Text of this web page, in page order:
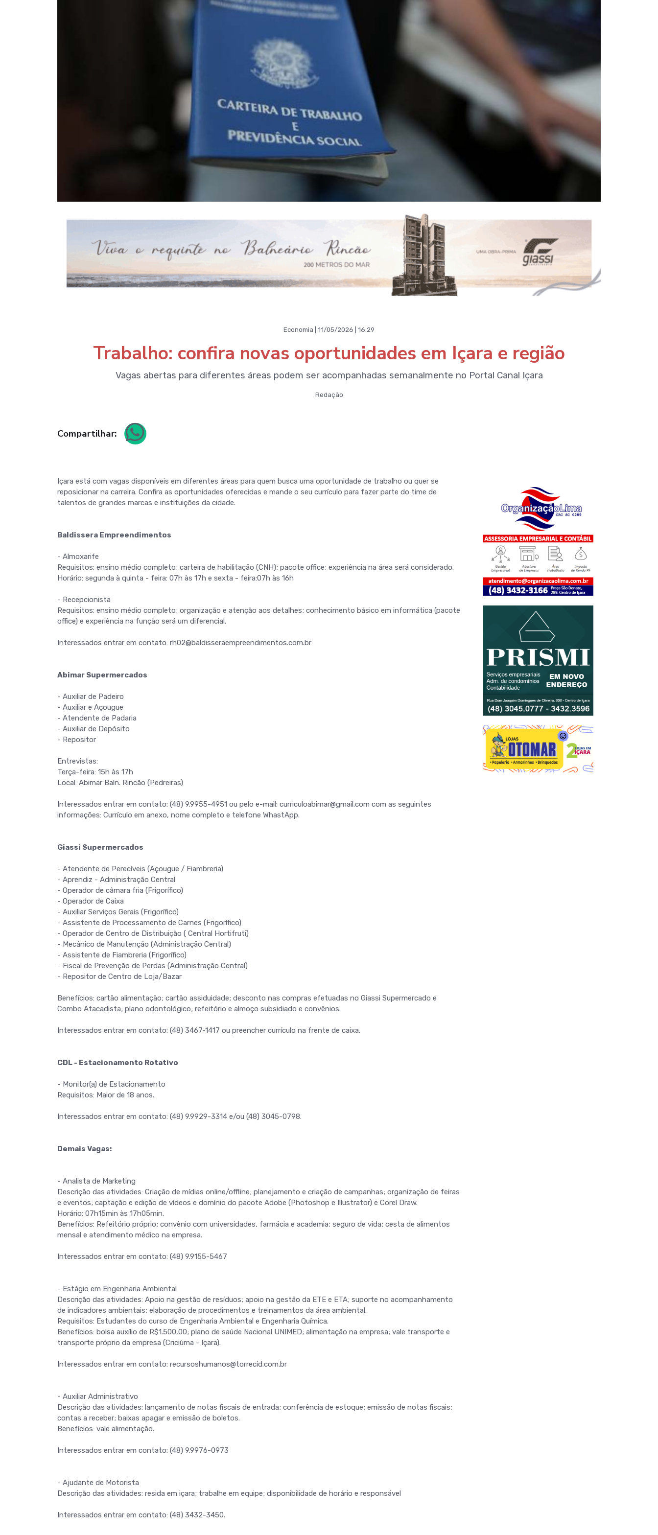
Economia | 11/05/2026 | 16:29
Trabalho: confira novas oportunidades em Içara e região
Vagas abertas para diferentes áreas podem ser acompanhadas semanalmente no Portal Canal Içara
Redação
Compartilhar:
Içara está com vagas disponíveis em diferentes áreas para quem busca uma oportunidade de trabalho ou quer se
reposicionar na carreira. Confira as oportunidades oferecidas e mande o seu currículo para fazer parte do time de
talentos de grandes marcas e instituições da cidade.
Baldissera Empreendimentos
- Almoxarife
Requisitos: ensino médio completo; carteira de habilitação (CNH); pacote office; experiência na área será considerado.
Horário: segunda à quinta - feira: 07h às 17h e sexta - feira:07h às 16h
- Recepcionista
Requisitos: ensino médio completo; organização e atenção aos detalhes; conhecimento básico em informática (pacote
office) e experiência na função será um diferencial.
Interessados entrar em contato: rh02@baldisseraempreendimentos.com.br
Abimar Supermercados
- Auxiliar de Padeiro
- Auxiliar e Açougue
- Atendente de Padaria
- Auxiliar de Depósito
- Repositor
Entrevistas:
Terça-feira: 15h às 17h
Local: Abimar Baln. Rincão (Pedreiras)
Interessados entrar em contato: (48) 9.9955-4951 ou pelo e-mail: curriculoabimar@gmail.com com as seguintes
informações: Currículo em anexo, nome completo e telefone WhastApp.
Giassi Supermercados
- Atendente de Perecíveis (Açougue / Fiambreria)
- Aprendiz - Administração Central
- Operador de câmara fria (Frigorífico)
- Operador de Caixa
- Auxiliar Serviços Gerais (Frigorífico)
- Assistente de Processamento de Carnes (Frigorífico)
- Operador de Centro de Distribuição ( Central Hortifruti)
- Mecânico de Manutenção (Administração Central)
- Assistente de Fiambreria (Frigorífico)
- Fiscal de Prevenção de Perdas (Administração Central)
- Repositor de Centro de Loja/Bazar
Benefícios: cartão alimentação; cartão assiduidade; desconto nas compras efetuadas no Giassi Supermercado e
Combo Atacadista; plano odontológico; refeitório e almoço subsidiado e convênios.
Interessados entrar em contato: (48) 3467-1417 ou preencher currículo na frente de caixa.
CDL - Estacionamento Rotativo
- Monitor(a) de Estacionamento
Requisitos: Maior de 18 anos.
Interessados entrar em contato: (48) 9.9929-3314 e/ou (48) 3045-0798.
Demais Vagas:
- Analista de Marketing
Descrição das atividades: Criação de mídias online/offline; planejamento e criação de campanhas; organização de feiras
e eventos; captação e edição de vídeos e domínio do pacote Adobe (Photoshop e Illustrator) e Corel Draw.
Horário: 07h15min às 17h05min.
Benefícios: Refeitório próprio; convênio com universidades, farmácia e academia; seguro de vida; cesta de alimentos
mensal e atendimento médico na empresa.
Interessados entrar em contato: (48) 9.9155-5467
- Estágio em Engenharia Ambiental
Descrição das atividades: Apoio na gestão de resíduos; apoio na gestão da ETE e ETA; suporte no acompanhamento
de indicadores ambientais; elaboração de procedimentos e treinamentos da área ambiental.
Requisitos: Estudantes do curso de Engenharia Ambiental e Engenharia Química.
Benefícios: bolsa auxílio de R$1.500,00; plano de saúde Nacional UNIMED; alimentação na empresa; vale transporte e
transporte próprio da empresa (Criciúma - Içara).
Interessados entrar em contato: recursoshumanos@torrecid.com.br
- Auxiliar Administrativo
Descrição das atividades: lançamento de notas fiscais de entrada; conferência de estoque; emissão de notas fiscais;
contas a receber; baixas apagar e emissão de boletos.
Benefícios: vale alimentação.
Interessados entrar em contato: (48) 9.9976-0973
- Ajudante de Motorista
Descrição das atividades: resida em içara; trabalhe em equipe; disponibilidade de horário e responsável
Interessados entrar em contato: (48) 3432-3450.